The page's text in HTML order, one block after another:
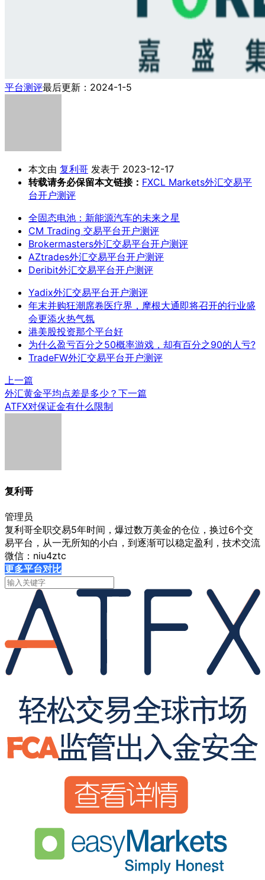
平台测评最后更新：2024-1-5
本文由 复利哥 发表于 2023-12-17
转载请务必保留本文链接： FXCL Markets外汇交易平
台开户测评
全固态电池：新能源汽车的未来之星
CM Trading 交易平台开户测评
Brokermasters外汇交易平台开户测评
AZtrades外汇交易平台开户测评
Deribit外汇交易平台开户测评
Yadix外汇交易平台开户测评
年末并购狂潮席卷医疗界，摩根大通即将召开的行业盛
会更添火热气氛
港美股投资那个平台好
为什么盈亏百分之50概率游戏，却有百分之90的人亏?
TradeFW外汇交易平台开户测评
上一篇
外汇黄金平均点差是多少？ 下一篇
ATFX对保证金有什么限制
复利哥
管理员
复利哥全职交易5年时间，爆过数万美金的仓位，换过6个交
易平台，从一无所知的小白，到逐渐可以稳定盈利，技术交流
微信：niu4ztc
更多平台对比